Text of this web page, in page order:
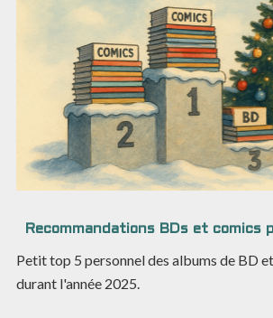
Recommandations BDs et comics
Petit top 5 personnel des albums de BD
durant l'année 2025.